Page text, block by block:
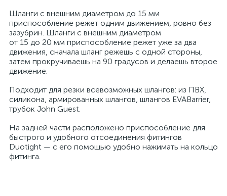
Шланги с внешним диаметром до 15 мм
приспособление режет одним движением, ровно без
зазубрин. Шланги с внешним диаметром
от 15 до 20 мм приспособление режет уже за два
движения, сначала шланг режешь с одной стороны,
затем прокручиваешь на 90 градусов и делаешь второе
движение.
Подходит для резки всевозможных шлангов: из ПВХ,
силикона, армированных шлангов, шлангов EVABarrier,
трубок John Guest.
На задней части расположено приспособление для
быстрого и удобного отсоединения фитингов
Duotight — с его помощью удобно нажимать на кольцо
фитинга.